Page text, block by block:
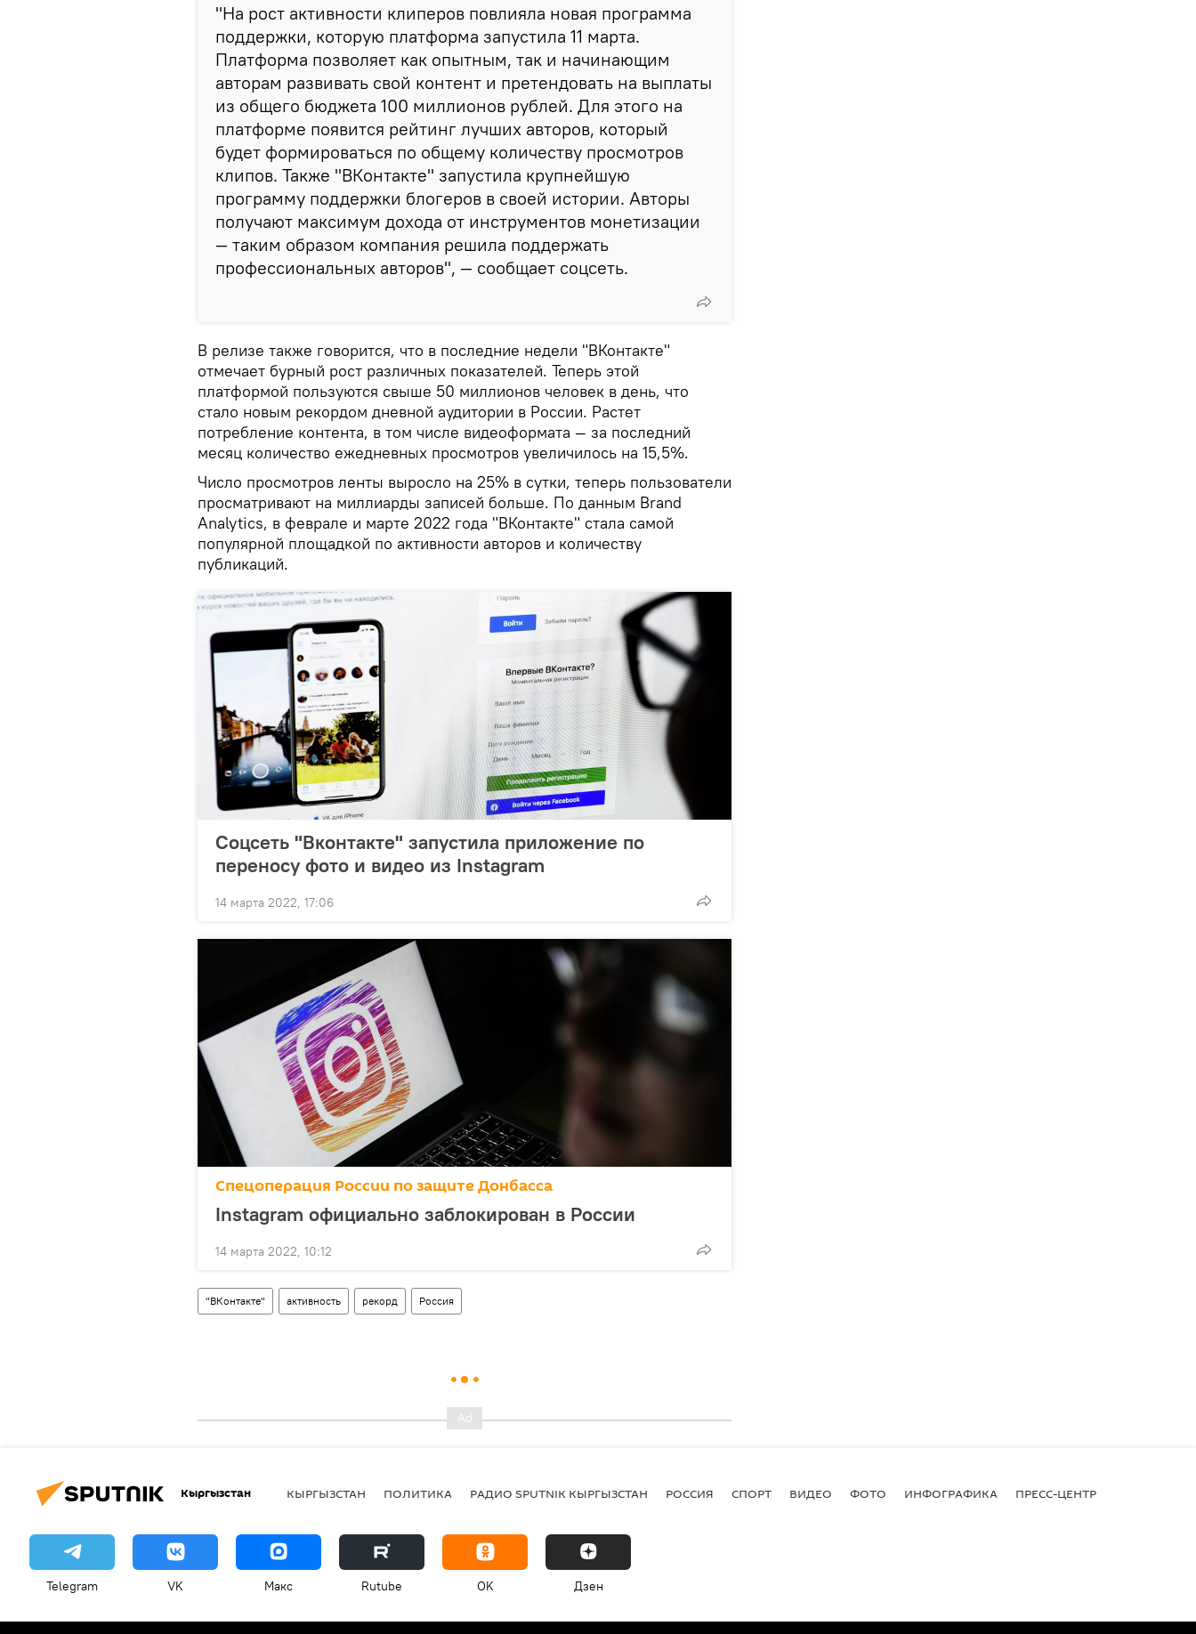
"На рост активности клиперов повлияла новая программа
поддержки, которую платформа запустила 11 марта.
Платформа позволяет как опытным, так и начинающим
авторам развивать свой контент и претендовать на выплаты
из общего бюджета 100 миллионов рублей. Для этого на
платформе появится рейтинг лучших авторов, который
будет формироваться по общему количеству просмотров
клипов. Также "ВКонтакте" запустила крупнейшую
программу поддержки блогеров в своей истории. Авторы
получают максимум дохода от инструментов монетизации
— таким образом компания решила поддержать
профессиональных авторов", — сообщает соцсеть.
В релизе также говорится, что в последние недели "ВКонтакте"
отмечает бурный рост различных показателей. Теперь этой
платформой пользуются свыше 50 миллионов человек в день, что
стало новым рекордом дневной аудитории в России. Растет
потребление контента, в том числе видеоформата — за последний
месяц количество ежедневных просмотров увеличилось на 15,5%.
Число просмотров ленты выросло на 25% в сутки, теперь пользователи
просматривают на миллиарды записей больше. По данным Brand
Analytics, в феврале и марте 2022 года "ВКонтакте" стала самой
популярной площадкой по активности авторов и количеству
публикаций.
Соцсеть "Вконтакте" запустила приложение по
переносу фото и видео из Instagram
14 марта 2022, 17:06
Спецоперация России по защите Донбасса
Instagram официально заблокирован в России
14 марта 2022, 10:12
"ВКонтакте" активность рекорд Россия
Кыргызстан КЫРГЫЗСТАН ПОЛИТИКА РАДИО SPUTNIK КЫРГЫЗСТАН РОССИЯ СПОРТ ВИДЕО ФОТО ИНФОГРАФИКА ПРЕСС-ЦЕНТР
Telegram VK Макс Rutube OK Дзен